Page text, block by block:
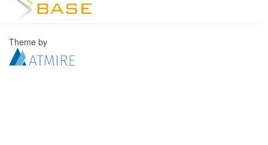
Theme by